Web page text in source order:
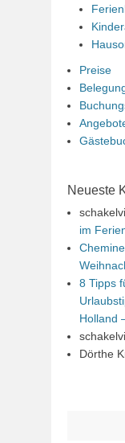
Preise
Neueste
im
8 Tipps
Holland
Dörthe